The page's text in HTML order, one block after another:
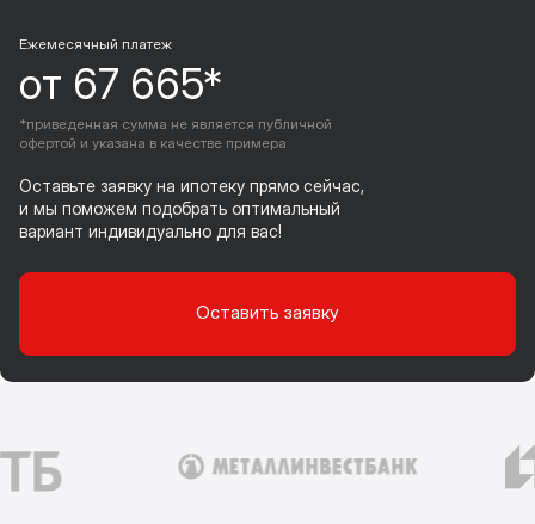
Ежемесячный платеж
от 67 665*
*приведенная сумма не является публичной
офертой и указана в качестве примера
Оставьте заявку на ипотеку прямо сейчас,
и мы поможем подобрать оптимальный
вариант индивидуально для вас!
Оставить заявку